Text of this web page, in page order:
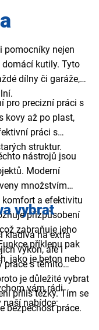
pomocníky nejen
kutily. Tyto
dílny či garáže,
pro precizní práci s
kovy až po plast,
práci s
struktur.
nástrojů jsou
Moderní
množstvím
a efektivitu
přizpůsobení
zabraňuje jeho
příklepu pak
jako je beton nebo
vybrat
kladiva na extra
výkon, ale i
práce s těmito
je důležité vybrat
příliš těžký. Tím se
bezpečnost práce.
vám rádi
naší nabídce: